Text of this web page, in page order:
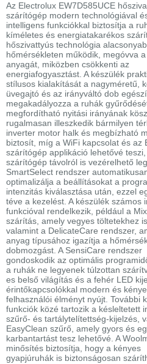
Az Electrolux EW7D585UCE
szárítógép modern technológiával
intelligens funkciókkal biztosítja a
kíméletes és energiatakarékos
hőszivattyús technológia
hőmérsékleten működik, megóvva
anyagát, miközben csökkenti az
energiafogyasztást. A készülék
stílusos kialakítását a nagyméretű,
üvegajtó és az irányváltó dob
megakadályozza a ruhák
megfordítható nyitási irányának
rugalmasan illeszkedik bármilyen
inverter motor halk és megbízható
biztosít, míg a WiFi kapcsolat és az
szárítógép applikáció lehetővé
szárítógép távolról is vezérelhető
SmartSelect rendszer
optimalizálja a beállításokat a
intenzitás kiválasztása után, ezzel
téve a kezelést. A készülék számos
funkcióval rendelkezik, például a
szárítás, amely vegyes töltetekhez
valamint a DelicateCare rendszer,
anyag típusához igazítja a
dobmozgást. A SensiCare rendszer
gondoskodik az optimális
a ruhák ne legyenek túlzottan
es belső világítás és a fehér LED
érintőkapcsolókkal modern és
felhasználói élményt nyújt. További
funkciók közé tartozik a késleltetett
szűrő- és tartálytelítettség-kijelzés,
EasyClean szűrő, amely gyors és
karbantartást tesz lehetővé. A
minősítés biztosítja, hogy a kényes
gyapjúruhák is biztonságosan